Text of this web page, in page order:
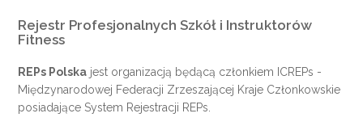
Rejestr Profesjonalnych Szkół i Instruktorów
Fitness
REPs Polska jest organizacją będącą członkiem ICREPs -
Międzynarodowej Federacji Zrzeszającej Kraje Członkowskie
posiadające System Rejestracji REPs.